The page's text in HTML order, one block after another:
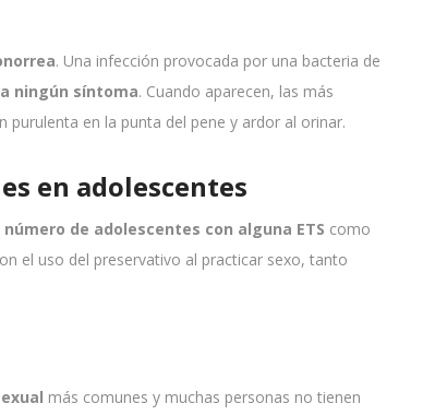
. Una infección provocada por una bacteria de
ningún síntoma. Cuando aparecen, las más
en la punta del pene y ardor al orinar.
en adolescentes
de adolescentes con alguna ETS como
el uso del preservativo al practicar sexo, tanto
más comunes y muchas personas no tienen